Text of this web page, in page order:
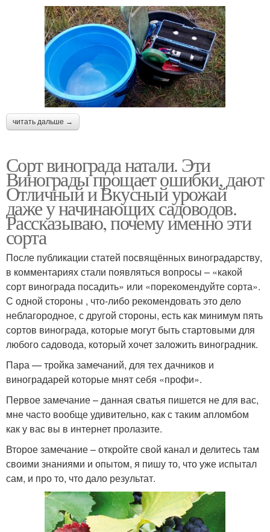
читать дальше →
Сорт винограда натали. Эти
Винограды прощает ошибки, дают
Отличный и Вкусный урожай
даже у начинающих садоводов.
Рассказываю, почему именно эти
сорта
После публикации статей посвящённых виноградарству,
в комментариях стали появляться вопросы – «какой
сорт винограда посадить» или «порекомендуйте сорта».
С одной стороны , что-либо рекомендовать это дело
неблагородное, с другой стороны, есть как минимум пять
сортов винограда, которые могут быть стартовыми для
любого садовода, который хочет заложить виноградник.
Пара — тройка замечаний, для тех дачников и
виноградарей которые мнят себя «профи».
Первое замечание – данная сватья пишется не для вас,
мне часто вообще удивительно, как с таким апломбом
как у вас вы в интернет пролазите.
Второе замечание – откройте свой канал и делитесь там
своими знаниями и опытом, я пишу то, что уже испытал
сам, и про то, что дало результат.